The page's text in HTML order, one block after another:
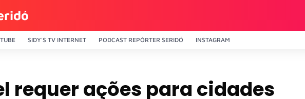
SIDY'S TV INTERNET PODCAST REPÓRTER SERIDÓ INSTAGRAM
requer ações para cidades